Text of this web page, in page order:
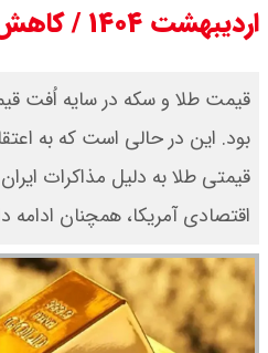
اردیبهشت ۱۴۰۴ / کاهش ادامه دارد؟
قیمت طلا و سکه در سایه اُفت
بود. این در حالی است که به
قیمتی طلا به دلیل مذاکرات
اقتصادی آمریکا، همچنان ادامه